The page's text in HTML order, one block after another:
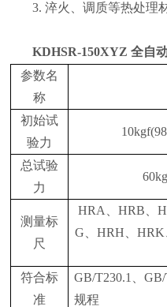
3. 淬火、调质等热处理
KDHSR-150XYZ 全自
参数名
称
初始试
验力
总试验
力
测量标
尺
HRA 、HRB 、
G 、HRH 、HRK
符合标
准
GB/T230.1 、GB/
规程